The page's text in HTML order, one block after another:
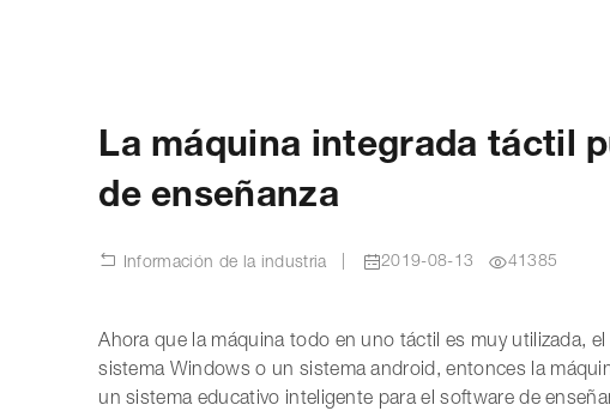
La máquina integrada táctil
de enseñanza
Información de la industria 2019-08-13 41385
Ahora que la máquina todo en uno táctil es muy utilizada,
sistema Windows o un sistema android, entonces la
un sistema educativo inteligente para el software de